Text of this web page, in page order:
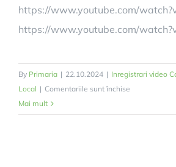
https://www.youtube.com/
https://www.youtube.com/
By Primaria | 22.10.2024 | Inregistrari video
Local | Comentariile sunt închise
ordinară
Mai mult